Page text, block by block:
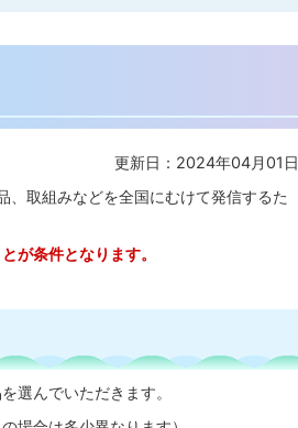
更新日：2024年04月01日
、取組みなどを全国にむけて発信するた
が条件となります。
選んでいただきます。